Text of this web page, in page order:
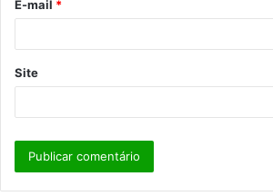
*
E-mail *
Site